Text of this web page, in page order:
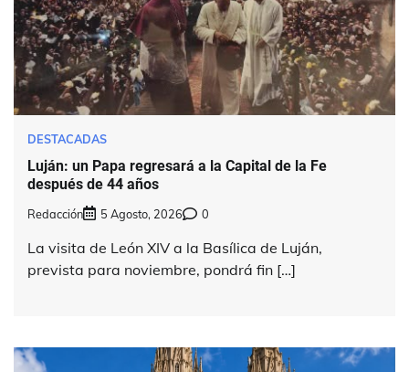
DESTACADAS
Luján: un Papa regresará a la Capital de la Fe
después de 44 años
Redacción 5 Agosto, 2026 0
La visita de León XIV a la Basílica de Luján,
prevista para noviembre, pondrá fin […]